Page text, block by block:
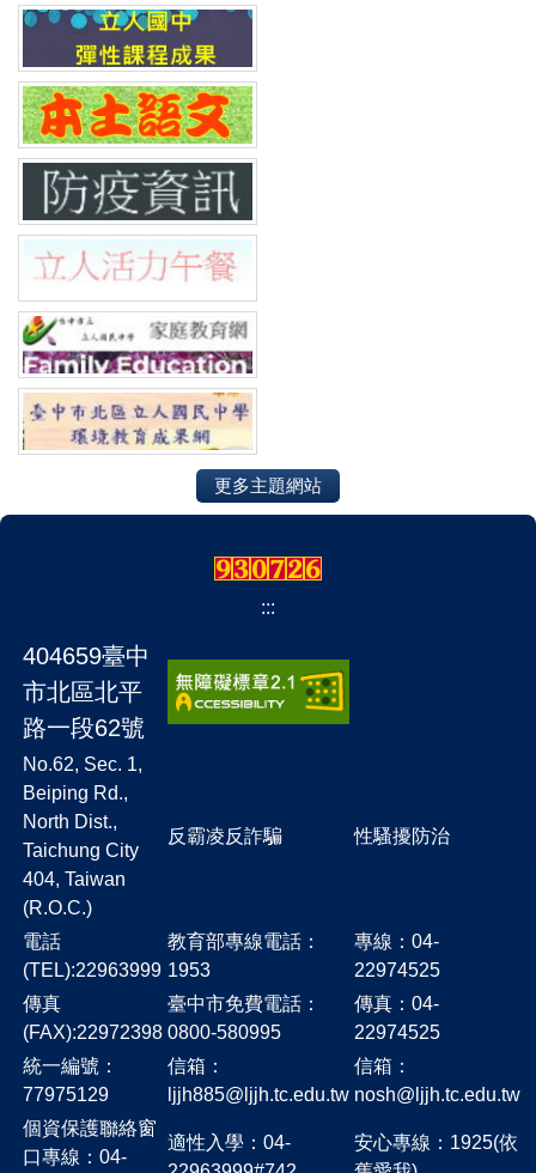
更多主題網站
:::
404659臺中
市北區北平
路一段62號
No.62, Sec. 1,
Beiping Rd.,
North Dist.,
Taichung City
404, Taiwan
(R.O.C.)
反霸凌反詐騙 性騷擾防治
電話
(TEL):22963999
教育部專線電話：
1953
專線：04-
22974525
傳真
(FAX):22972398
臺中市免費電話：
0800-580995
傳真：04-
22974525
統一編號：
77975129
信箱：
ljjh885@ljjh.tc.edu.tw
信箱：
nosh@ljjh.tc.edu.tw
個資保護聯絡窗
口專線：04-
適性入學：04-
安心專線：1925(依